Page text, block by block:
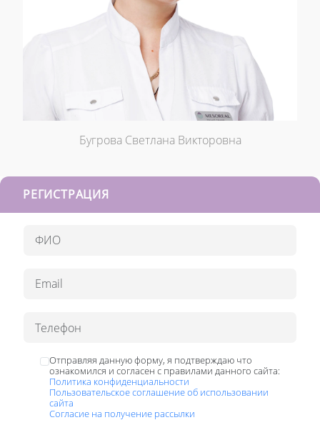
Бугрова Светлана Викторовна
РЕГИСТРАЦИЯ
Отправляя данную форму, я подтверждаю что
ознакомился и согласен с правилами данного сайта:
Политика конфиденциальности
Пользовательское соглашение об использовании
сайта
Согласие на получение рассылки